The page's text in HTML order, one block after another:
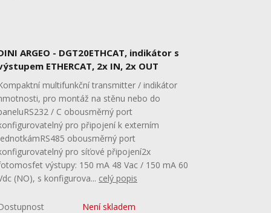
ARGEO - DGT20ETHCAT, indikátor s
ETHERCAT, 2x IN, 2x OUT
multifunkční transmitter / indikátor
pro montáž na stěnu nebo do
/ C obousměrný port
pro připojení k externím
obousměrný port
pro síťové připojení2x
výstupy: 150 mA 48 Vac / 150 mA 60
(NO), s konfigurova... celý popis
Není skladem